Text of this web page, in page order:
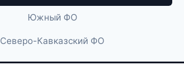
Южный ФО
Северо-Кавказский ФО